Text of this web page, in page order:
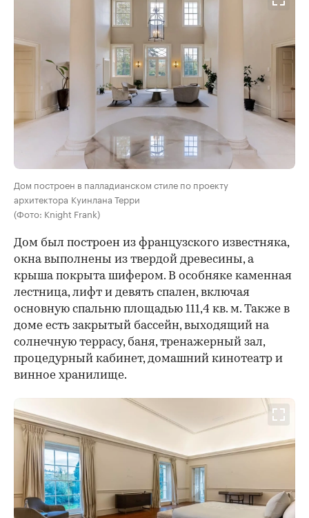
Дом построен в палладианском стиле по проекту
архитектора Куинлана Терри
(Фото: Knight Frank)
00:00 / 00:00
Дом был построен из французского известняка,
окна выполнены из твердой древесины, а
крыша покрыта шифером. В особняке каменная
лестница, лифт и девять спален, включая
основную спальню площадью 111,4 кв. м. Также в
доме есть закрытый бассейн, выходящий на
солнечную террасу, баня, тренажерный зал,
процедурный кабинет, домашний кинотеатр и
винное хранилище.